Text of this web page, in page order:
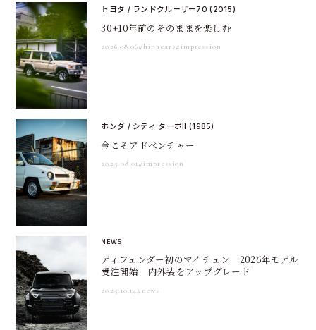
トヨタ / ランドクルーザー70 (2015)
30+10年前のそのままを楽しむ
2026.08.06#hinacars#impression
ホンダ / シティ ターボII (1985)
今こそアドベンチャー
2025.08.01 #impression
NEWS
ディフェンダー初のマイチェン 2026年モデル
受注開始 内外装をアップグレード
2025.10.14 #news